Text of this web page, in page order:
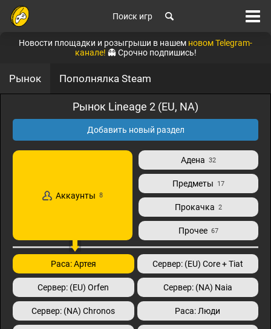
Поиск игр
Новости площадки и розыгрыши в нашем новом Telegram-
канале! 👻 Срочно подпишись!
Рынок Пополнялка Steam
Рынок Lineage 2 (EU, NA)
Добавить новый раздел
Аккаунты 8
Адена 32
Предметы 17
Прокачка 2
Прочее 67
Раса: Артея Сервер: (EU) Core + Tiat
Сервер: (EU) Orfen Сервер: (NA) Naia
Сервер: (NA) Сhronos Раса: Люди